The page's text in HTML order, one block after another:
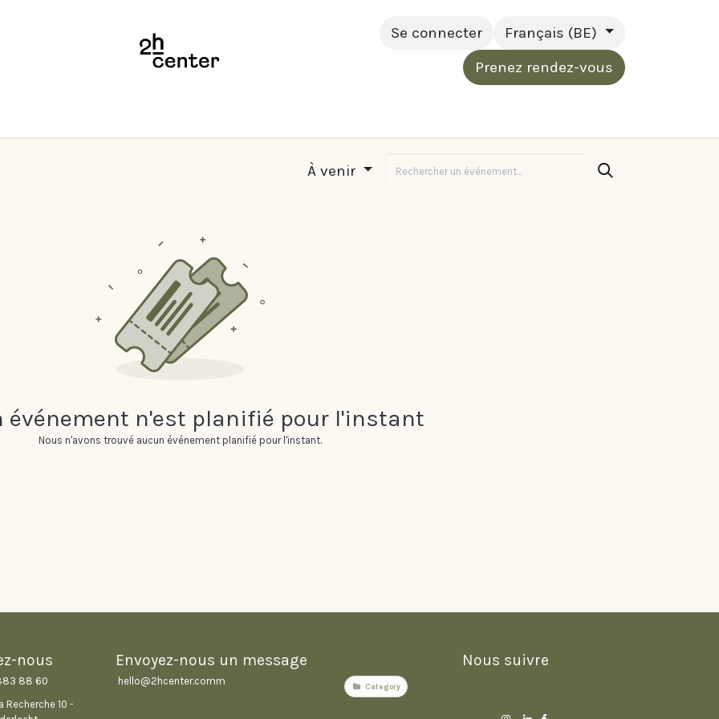
Se connecter
Français (BE)
Prenez rendez-vous
À venir
événement n'est planifié pour l'instant
Nous n'avons trouvé aucun événement planifié pour l'instant.
nous
88 60
Recherche 10 -
Envoyez-nous un message
hello@2hcenter.comm
Nous suivre
Category